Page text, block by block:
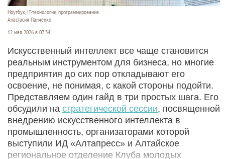
Ноутбук, IT-технологии, программирование.
Анастасия Панченко
12 мая 2026 в 07:34
Искусственный интеллект все чаще становится
реальным инструментом для бизнеса, но многие
предприятия до сих пор откладывают его
освоение, не понимая, с какой стороны подойти.
Представляем один гайд в три простых шага. Его
обсудили на стратегической сессии, посвященной
внедрению искусственного интеллекта в
промышленность, организаторами которой
выступили ИД «Алтапресс» и Алтайское
региональное отделение Клуба молодых